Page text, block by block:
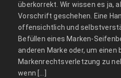
überkorrekt. Wir wissen es ja,
Vorschrift geschehen. Eine
offensichtlich und
Befüllen eines Marken-
anderen Marke oder, um einen
Markenrechtsverletzung zu
wenn […]